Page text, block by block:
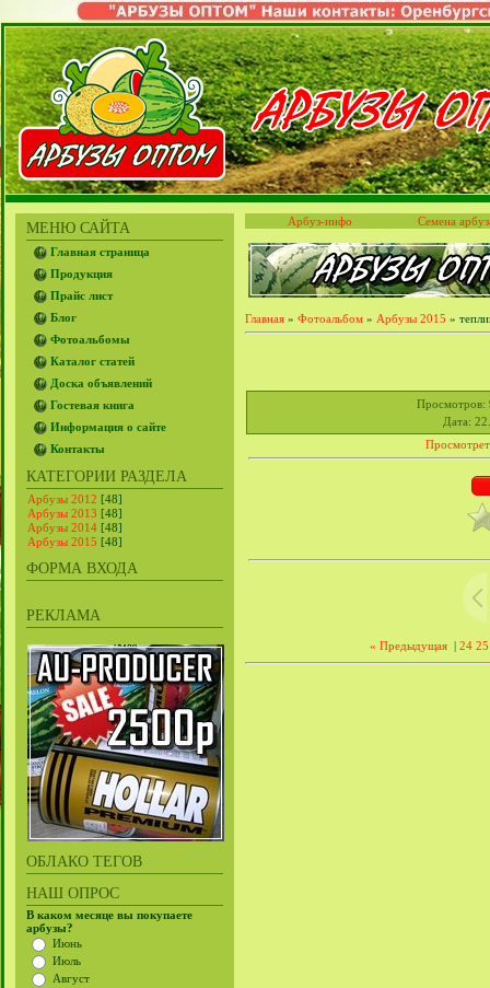
МЕНЮ САЙТА
Главная страница
Продукция
Прайс лист
Блог
Фотоальбомы
Каталог статей
Доска объявлений
Гостевая книга
Информация о сайте
Контакты
КАТЕГОРИИ РАЗДЕЛА
Арбузы 2012 [48]
Арбузы 2013 [48]
Арбузы 2014 [48]
Арбузы 2015 [48]
ФОРМА ВХОДА
РЕКЛАМА
ОБЛАКО ТЕГОВ
НАШ ОПРОС
В каком месяце вы покупаете
арбузы?
Июнь
Июль
Август
Арбуз-инфо Семена
Главная » Фотоальбом » Арбузы 2015 »
Просмотров:
Дата:
« Предыдущая | 24 25